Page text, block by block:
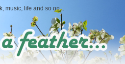
music, life and so on...